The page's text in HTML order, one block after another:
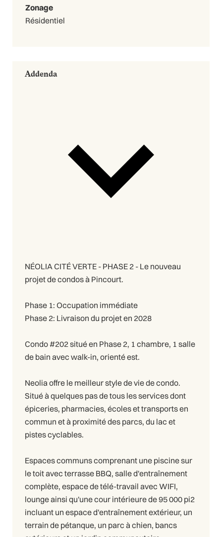
Zonage
Résidentiel
Addenda
NÉOLIA CITÉ VERTE - PHASE 2 - Le nouveau
projet de condos à Pincourt.
Phase 1: Occupation immédiate
Phase 2: Livraison du projet en 2028
Condo #202 situé en Phase 2, 1 chambre, 1 salle
de bain avec walk-in, orienté est.
Neolia offre le meilleur style de vie de condo.
Situé à quelques pas de tous les services dont
épiceries, pharmacies, écoles et transports en
commun et à proximité des parcs, du lac et
pistes cyclables.
Espaces communs comprenant une piscine sur
le toit avec terrasse BBQ, salle d'entraînement
complète, espace de télé-travail avec WIFI,
lounge ainsi qu'une cour intérieure de 95 000 pi2
incluant un espace d'entraînement extérieur, un
terrain de pétanque, un parc à chien, bancs